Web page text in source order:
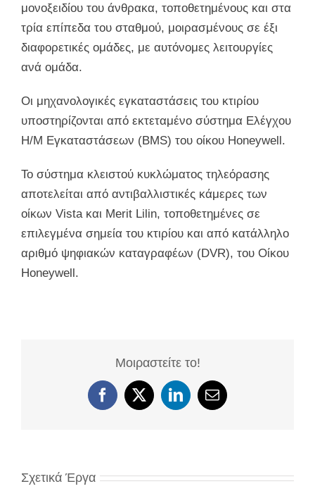
μονοξειδίου του άνθρακα, τοποθετημένους και στα
τρία επίπεδα του σταθμού, μοιρασμένους σε έξι
διαφορετικές ομάδες, με αυτόνομες λειτουργίες
ανά ομάδα.
Οι μηχανολογικές εγκαταστάσεις του κτιρίου
υποστηρίζονται από εκτεταμένο σύστημα Ελέγχου
Η/Μ Εγκαταστάσεων (BMS) του οίκου Honeywell.
Το σύστημα κλειστού κυκλώματος τηλεόρασης
αποτελείται από αντιβαλλιστικές κάμερες των
οίκων Vista και Merit Lilin, τοποθετημένες σε
επιλεγμένα σημεία του κτιρίου και από κατάλληλο
αριθμό ψηφιακών καταγραφέων (DVR), του Οίκου
Honeywell.
Μοιραστείτε το!
Facebook
X LinkedIn
Email
Σχετικά Έργα